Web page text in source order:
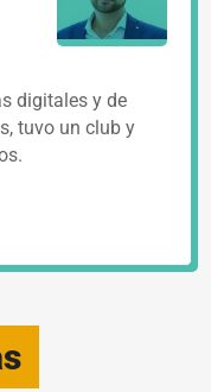
digitales y de
tuvo un club y